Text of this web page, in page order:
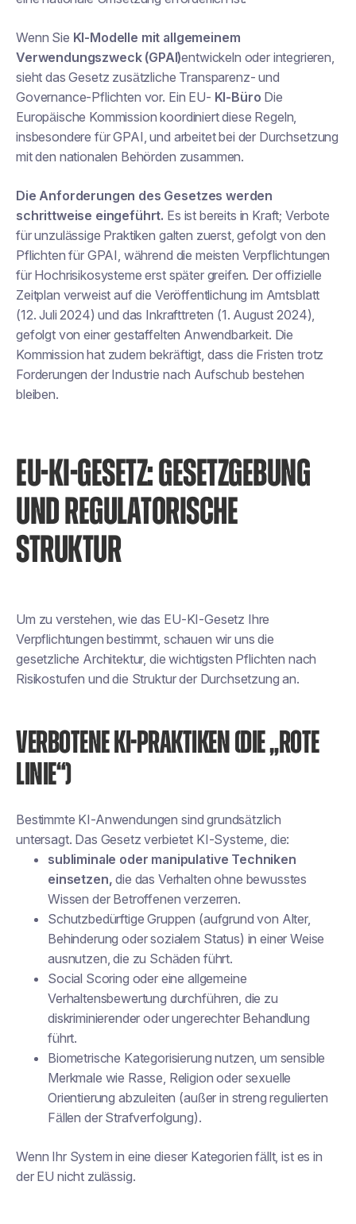
Wenn Sie KI-Modelle mit allgemeinem
Verwendungszweck (GPAI)entwickeln oder integrieren,
sieht das Gesetz zusätzliche Transparenz- und
Governance-Pflichten vor. Ein EU- KI-Büro Die
Europäische Kommission koordiniert diese Regeln,
insbesondere für GPAI, und arbeitet bei der Durchsetzung
mit den nationalen Behörden zusammen.
Die Anforderungen des Gesetzes werden
schrittweise eingeführt. Es ist bereits in Kraft; Verbote
für unzulässige Praktiken galten zuerst, gefolgt von den
Pflichten für GPAI, während die meisten Verpflichtungen
für Hochrisikosysteme erst später greifen. Der offizielle
Zeitplan verweist auf die Veröffentlichung im Amtsblatt
(12. Juli 2024) und das Inkrafttreten (1. August 2024),
gefolgt von einer gestaffelten Anwendbarkeit. Die
Kommission hat zudem bekräftigt, dass die Fristen trotz
Forderungen der Industrie nach Aufschub bestehen
bleiben.
EU-KI-GESETZ: GESETZGEBUNG
UND REGULATORISCHE
STRUKTUR
Um zu verstehen, wie das EU-KI-Gesetz Ihre
Verpflichtungen bestimmt, schauen wir uns die
gesetzliche Architektur, die wichtigsten Pflichten nach
Risikostufen und die Struktur der Durchsetzung an.
VERBOTENE KI-PRAKTIKEN (DIE „ROTE
LINIE“)
Bestimmte KI-Anwendungen sind grundsätzlich
untersagt. Das Gesetz verbietet KI-Systeme, die:
subliminale oder manipulative Techniken
einsetzen, die das Verhalten ohne bewusstes
Wissen der Betroffenen verzerren.
Schutzbedürftige Gruppen (aufgrund von Alter,
Behinderung oder sozialem Status) in einer Weise
ausnutzen, die zu Schäden führt.
Social Scoring oder eine allgemeine
Verhaltensbewertung durchführen, die zu
diskriminierender oder ungerechter Behandlung
führt.
Biometrische Kategorisierung nutzen, um sensible
Merkmale wie Rasse, Religion oder sexuelle
Orientierung abzuleiten (außer in streng regulierten
Fällen der Strafverfolgung).
Wenn Ihr System in eine dieser Kategorien fällt, ist es in
der EU nicht zulässig.